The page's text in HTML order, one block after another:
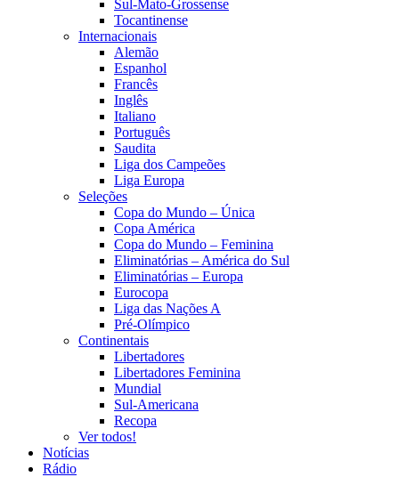
Sul-Mato-Grossense
Tocantinense
Internacionais
Alemão
Espanhol
Francês
Inglês
Italiano
Português
Saudita
Liga dos Campeões
Liga Europa
Seleções
Copa do Mundo – Única
Copa América
Copa do Mundo – Feminina
Eliminatórias – América do Sul
Eliminatórias – Europa
Eurocopa
Liga das Nações A
Pré-Olímpico
Continentais
Libertadores
Libertadores Feminina
Mundial
Sul-Americana
Recopa
Ver todos!
Notícias
Rádio